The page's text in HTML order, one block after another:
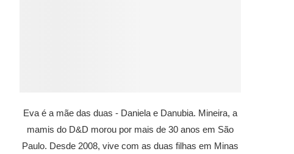
Eva é a mãe das duas - Daniela e Danubia. Mineira, a
mamis do D&D morou por mais de 30 anos em São
Paulo. Desde 2008, vive com as duas filhas em Minas